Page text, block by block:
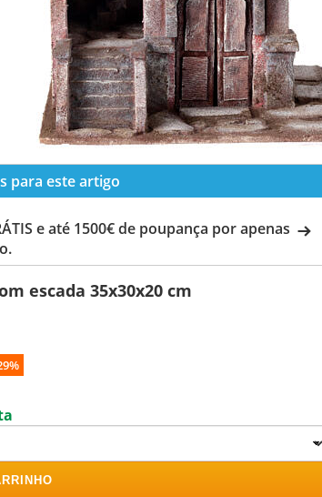
para este artigo
e até 1500€ de poupança por apenas
escada 35x30x20 cm